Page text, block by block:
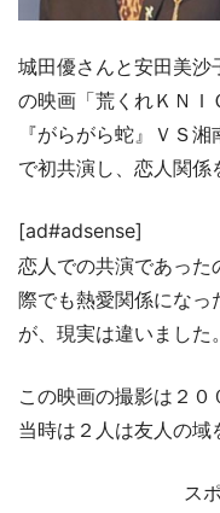
城田優さんと安田美沙
の映画「荒くれＫＮＩ
『がらがら蛇』ＶＳ
で初共演し、恋人関係
[ad#adsense]
恋人での共演であった
際でも熱愛関係になっ
が、現実は違いました。
この映画の撮影は２０
当時は２人は友人の域
ス